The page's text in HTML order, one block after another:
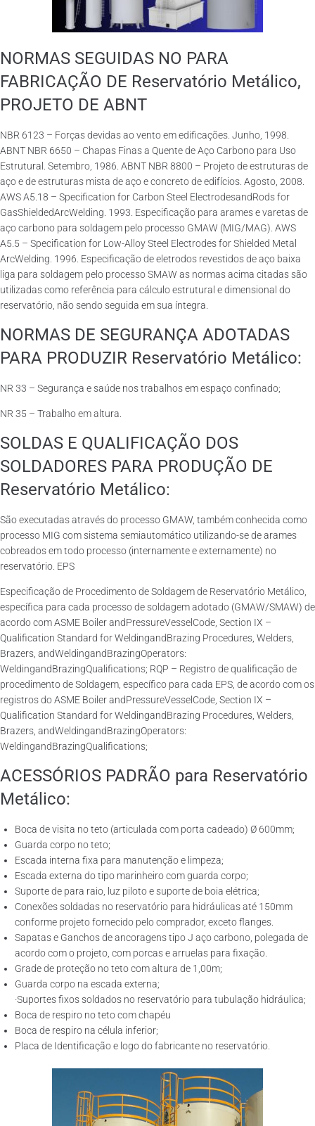
NORMAS SEGUIDAS NO PARA
FABRICAÇÃO DE Reservatório Metálico,
PROJETO DE ABNT
NBR 6123 – Forças devidas ao vento em edificações. Junho, 1998.
ABNT NBR 6650 – Chapas Finas a Quente de Aço Carbono para Uso
Estrutural. Setembro, 1986. ABNT NBR 8800 – Projeto de estruturas de
aço e de estruturas mista de aço e concreto de edifícios. Agosto, 2008.
AWS A5.18 – Specification for Carbon Steel ElectrodesandRods for
GasShieldedArcWelding. 1993. Especificação para arames e varetas de
aço carbono para soldagem pelo processo GMAW (MIG/MAG). AWS
A5.5 – Specification for Low-Alloy Steel Electrodes for Shielded Metal
ArcWelding. 1996. Especificação de eletrodos revestidos de aço baixa
liga para soldagem pelo processo SMAW as normas acima citadas são
utilizadas como referência para cálculo estrutural e dimensional do
reservatório, não sendo seguida em sua íntegra.
NORMAS DE SEGURANÇA ADOTADAS
PARA PRODUZIR Reservatório Metálico:
NR 33 – Segurança e saúde nos trabalhos em espaço confinado;
NR 35 – Trabalho em altura.
SOLDAS E QUALIFICAÇÃO DOS
SOLDADORES PARA PRODUÇÃO DE
Reservatório Metálico:
São executadas através do processo GMAW, também conhecida como
processo MIG com sistema semiautomático utilizando-se de arames
cobreados em todo processo (internamente e externamente) no
reservatório. EPS
Especificação de Procedimento de Soldagem de Reservatório Metálico,
específica para cada processo de soldagem adotado (GMAW/SMAW) de
acordo com ASME Boiler andPressureVesselCode, Section IX –
Qualification Standard for WeldingandBrazing Procedures, Welders,
Brazers, andWeldingandBrazingOperators:
WeldingandBrazingQualifications; RQP – Registro de qualificação de
procedimento de Soldagem, específico para cada EPS, de acordo com os
registros do ASME Boiler andPressureVesselCode, Section IX –
Qualification Standard for WeldingandBrazing Procedures, Welders,
Brazers, andWeldingandBrazingOperators:
WeldingandBrazingQualifications;
ACESSÓRIOS PADRÃO para Reservatório
Metálico:
Boca de visita no teto (articulada com porta cadeado) Ø 600mm;
Guarda corpo no teto;
Escada interna fixa para manutenção e limpeza;
Escada externa do tipo marinheiro com guarda corpo;
Suporte de para raio, luz piloto e suporte de boia elétrica;
Conexões soldadas no reservatório para hidráulicas até 150mm
conforme projeto fornecido pelo comprador, exceto flanges.
Sapatas e Ganchos de ancoragens tipo J aço carbono, polegada de
acordo com o projeto, com porcas e arruelas para fixação.
Grade de proteção no teto com altura de 1,00m;
Guarda corpo na escada externa;
·Suportes fixos soldados no reservatório para tubulação hidráulica;
Boca de respiro no teto com chapéu
Boca de respiro na célula inferior;
Placa de Identificação e logo do fabricante no reservatório.